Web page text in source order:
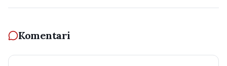
Komentari